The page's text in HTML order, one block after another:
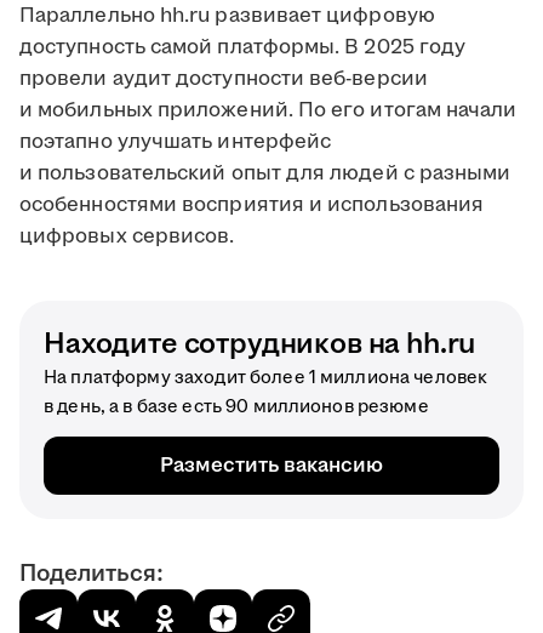
Параллельно hh.ru развивает цифровую
доступность самой платформы. В 2025 году
провели аудит доступности веб-версии
и мобильных приложений. По его итогам начали
поэтапно улучшать интерфейс
и пользовательский опыт для людей с разными
особенностями восприятия и использования
цифровых сервисов.
Находите сотрудников на hh.ru
На платформу заходит более 1 миллиона человек
в день, а в базе есть 90 миллионов резюме
Разместить вакансию
Поделиться: